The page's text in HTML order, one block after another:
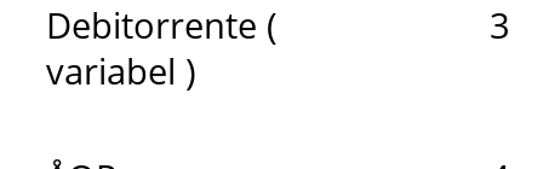
Debitorrente (
variabel )